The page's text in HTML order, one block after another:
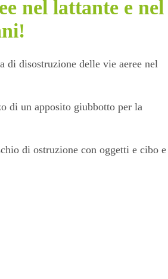
nel lattante e nel
di disostruzione delle vie aeree nel
di un apposito giubbotto per la
di ostruzione con oggetti e cibo e